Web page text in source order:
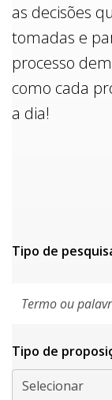
as decisões
tomadas e
processo
como cada
a dia!
Tipo de
Tipo de
Selecionar